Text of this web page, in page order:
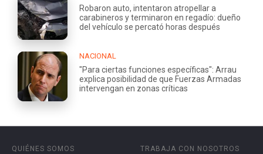
Robaron auto, intentaron atropellar a
carabineros y terminaron en regadío: dueño
del vehículo se percató horas después
NACIONAL
"Para ciertas funciones específicas": Arrau
explica posibilidad de que Fuerzas Armadas
intervengan en zonas críticas
QUIÉNES SOMOS
TRABAJA CON NOSOTROS